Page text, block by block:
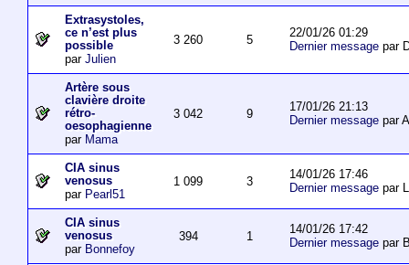
Extrasystoles,
ce n’est plus
possible
par Julien
3 260 5
22/01/26 01:29
Dernier messagepar
Artère sous
clavière droite
rétro-
oesophagienne
par Mama
3 042 9
17/01/26 21:13
Dernier messagepar
CIA sinus
venosus
par Pearl51
1 099 3
14/01/26 17:46
Dernier messagepar
CIA sinus
venosus
par Bonnefoy
394 1
14/01/26 17:42
Dernier messagepar